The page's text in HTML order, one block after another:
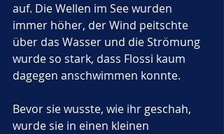
auf. Die Wellen im See wurden
immer höher, der Wind peitschte
über das Wasser und die Strömung
wurde so stark, dass Flossi kaum
dagegen anschwimmen konnte.
Bevor sie wusste, wie ihr geschah,
wurde sie in einen kleinen